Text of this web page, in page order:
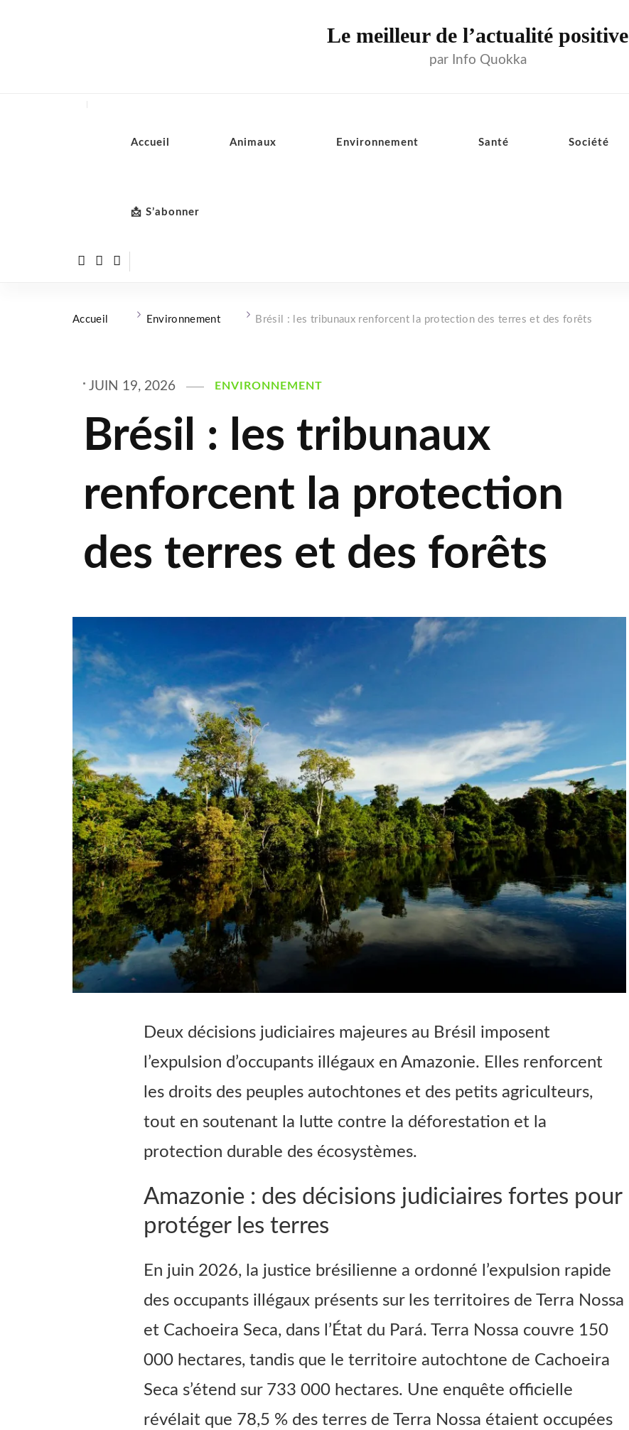
Le meilleur de l’actualité positive
par Info Quokka
Accueil Animaux Environnement Santé Société
📩 S’abonner
Accueil Environnement Brésil : les tribunaux renforcent la protection des terres et des forêts
JUIN 19, 2026 ENVIRONNEMENT
Brésil : les tribunaux
renforcent la protection
des terres et des forêts
Deux décisions judiciaires majeures au Brésil imposent
l’expulsion d’occupants illégaux en Amazonie. Elles renforcent
les droits des peuples autochtones et des petits agriculteurs,
tout en soutenant la lutte contre la déforestation et la
protection durable des écosystèmes.
Amazonie : des décisions judiciaires fortes pour
protéger les terres
En juin 2026, la justice brésilienne a ordonné l’expulsion rapide
des occupants illégaux présents sur les territoires de Terra Nossa
et Cachoeira Seca, dans l’État du Pará. Terra Nossa couvre 150
000 hectares, tandis que le territoire autochtone de Cachoeira
Seca s’étend sur 733 000 hectares. Une enquête officielle
révélait que 78,5 % des terres de Terra Nossa étaient occupées